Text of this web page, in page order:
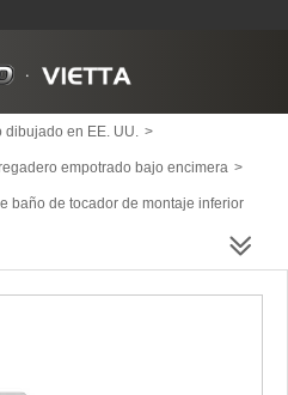
dibujado en EE. UU. >
empotrado bajo encimera >
baño de tocador de montaje inferior